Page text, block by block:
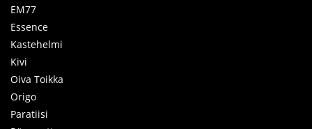
EM77
Essence
Kastehelmi
Kivi
Oiva Toikka
Origo
Paratiisi